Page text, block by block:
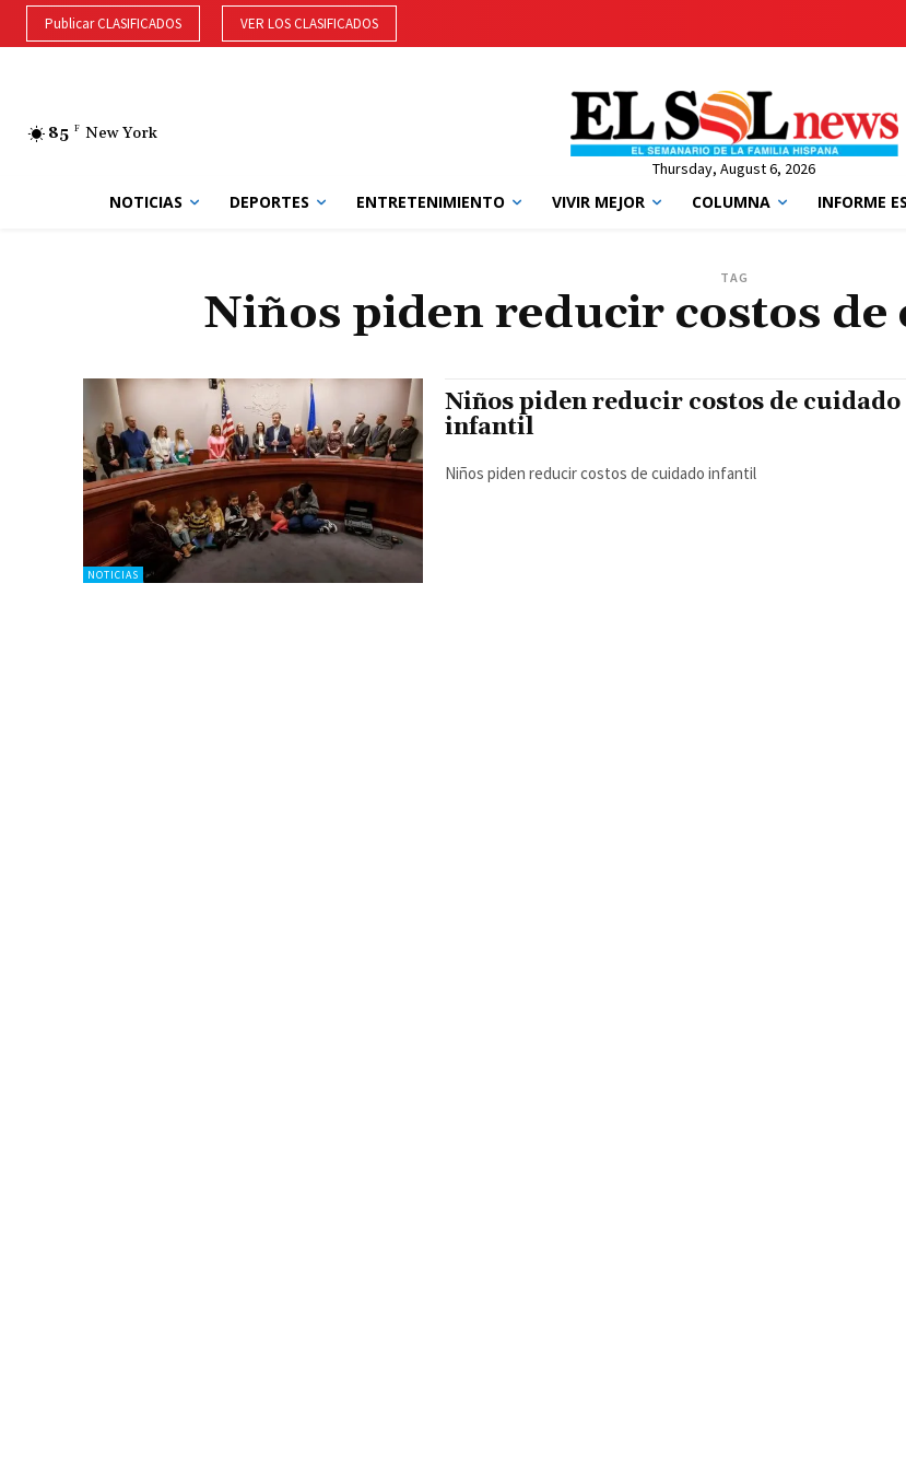
Publicar CLASIFICADOS VER LOS CLASIFICADOS
85 F New York
Thursday, August 6, 2026
NOTICIAS DEPORTES ENTRETENIMIENTO VIVIR MEJOR COLUMNA INFORME
TAG
Niños piden reducir costos
NOTICIAS
Niños piden reducir costos de cuidado
infantil
Niños piden reducir costos de cuidado infantil